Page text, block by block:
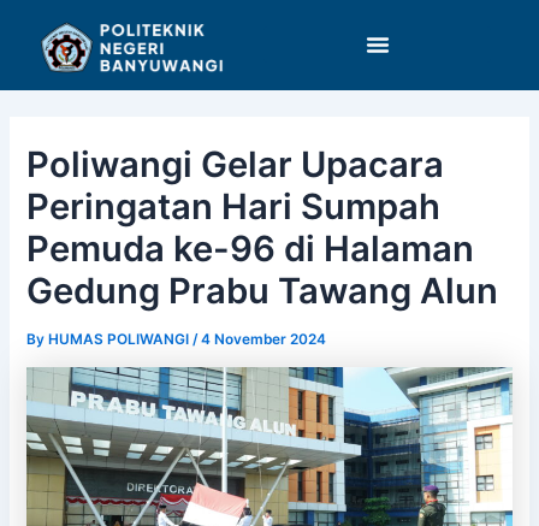
content
Poliwangi Gelar Upacara
Peringatan Hari Sumpah
Pemuda ke-96 di Halaman
Gedung Prabu Tawang Alun
ByHUMAS POLIWANGI /4 November 2024
navigation